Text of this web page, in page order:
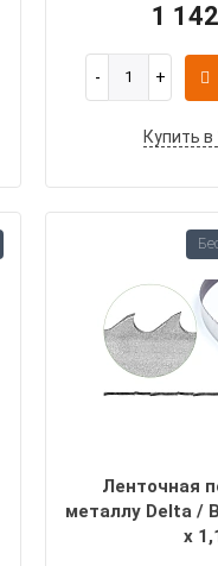
1 142
Купить в
Ленточная
металлу Delta /
х